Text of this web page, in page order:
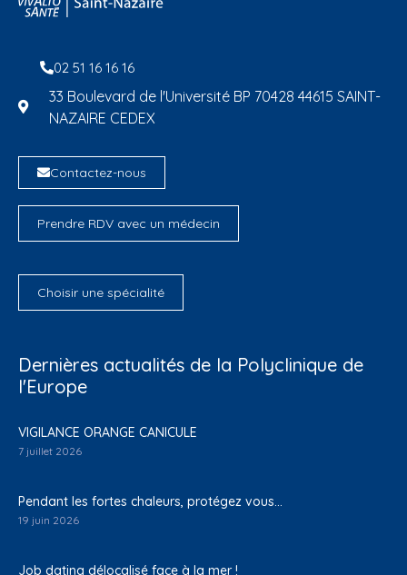
02 51 16 16 16
33 Boulevard de l'Université BP 70428 44615 SAINT-
NAZAIRE CEDEX
Contactez-nous
Prendre RDV avec un médecin
Choisir une spécialité
Dernières actualités de la Polyclinique de
l'Europe
VIGILANCE ORANGE CANICULE
7 juillet 2026
Pendant les fortes chaleurs, protégez vous…
19 juin 2026
Job dating délocalisé face à la mer !